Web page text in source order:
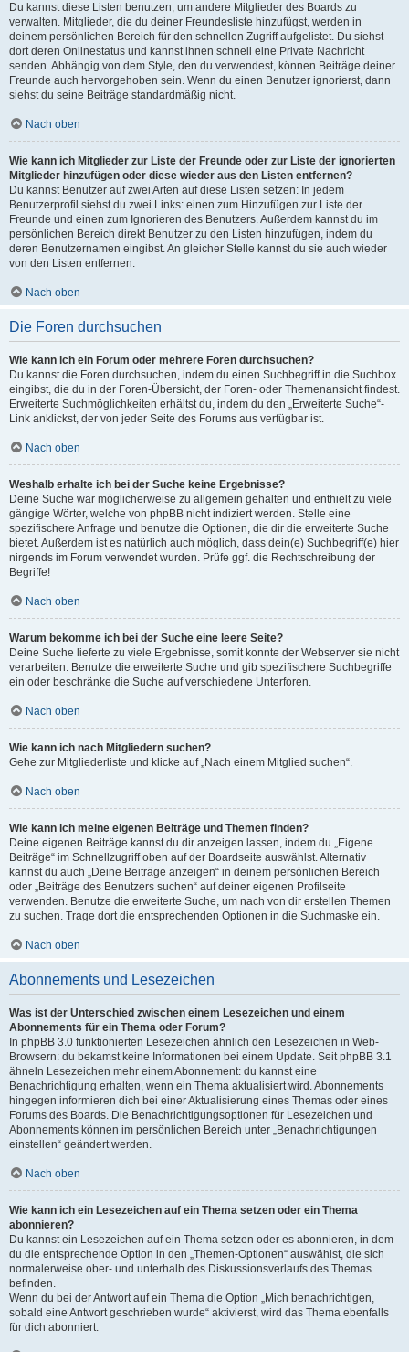
Du kannst diese Listen benutzen, um andere Mitglieder des Boards zu
verwalten. Mitglieder, die du deiner Freundesliste hinzufügst, werden in
deinem persönlichen Bereich für den schnellen Zugriff aufgelistet. Du siehst
dort deren Onlinestatus und kannst ihnen schnell eine Private Nachricht
senden. Abhängig von dem Style, den du verwendest, können Beiträge deiner
Freunde auch hervorgehoben sein. Wenn du einen Benutzer ignorierst, dann
siehst du seine Beiträge standardmäßig nicht.
Nach oben
Wie kann ich Mitglieder zur Liste der Freunde oder zur Liste der ignorierten
Mitglieder hinzufügen oder diese wieder aus den Listen entfernen?
Du kannst Benutzer auf zwei Arten auf diese Listen setzen: In jedem
Benutzerprofil siehst du zwei Links: einen zum Hinzufügen zur Liste der
Freunde und einen zum Ignorieren des Benutzers. Außerdem kannst du im
persönlichen Bereich direkt Benutzer zu den Listen hinzufügen, indem du
deren Benutzernamen eingibst. An gleicher Stelle kannst du sie auch wieder
von den Listen entfernen.
Nach oben
Die Foren durchsuchen
Wie kann ich ein Forum oder mehrere Foren durchsuchen?
Du kannst die Foren durchsuchen, indem du einen Suchbegriff in die Suchbox
eingibst, die du in der Foren-Übersicht, der Foren- oder Themenansicht findest.
Erweiterte Suchmöglichkeiten erhältst du, indem du den „Erweiterte Suche“-
Link anklickst, der von jeder Seite des Forums aus verfügbar ist.
Nach oben
Weshalb erhalte ich bei der Suche keine Ergebnisse?
Deine Suche war möglicherweise zu allgemein gehalten und enthielt zu viele
gängige Wörter, welche von phpBB nicht indiziert werden. Stelle eine
spezifischere Anfrage und benutze die Optionen, die dir die erweiterte Suche
bietet. Außerdem ist es natürlich auch möglich, dass dein(e) Suchbegriff(e) hier
nirgends im Forum verwendet wurden. Prüfe ggf. die Rechtschreibung der
Begriffe!
Nach oben
Warum bekomme ich bei der Suche eine leere Seite?
Deine Suche lieferte zu viele Ergebnisse, somit konnte der Webserver sie nicht
verarbeiten. Benutze die erweiterte Suche und gib spezifischere Suchbegriffe
ein oder beschränke die Suche auf verschiedene Unterforen.
Nach oben
Wie kann ich nach Mitgliedern suchen?
Gehe zur Mitgliederliste und klicke auf „Nach einem Mitglied suchen“.
Nach oben
Wie kann ich meine eigenen Beiträge und Themen finden?
Deine eigenen Beiträge kannst du dir anzeigen lassen, indem du „Eigene
Beiträge“ im Schnellzugriff oben auf der Boardseite auswählst. Alternativ
kannst du auch „Deine Beiträge anzeigen“ in deinem persönlichen Bereich
oder „Beiträge des Benutzers suchen“ auf deiner eigenen Profilseite
verwenden. Benutze die erweiterte Suche, um nach von dir erstellen Themen
zu suchen. Trage dort die entsprechenden Optionen in die Suchmaske ein.
Nach oben
Abonnements und Lesezeichen
Was ist der Unterschied zwischen einem Lesezeichen und einem
Abonnements für ein Thema oder Forum?
In phpBB 3.0 funktionierten Lesezeichen ähnlich den Lesezeichen in Web-
Browsern: du bekamst keine Informationen bei einem Update. Seit phpBB 3.1
ähneln Lesezeichen mehr einem Abonnement: du kannst eine
Benachrichtigung erhalten, wenn ein Thema aktualisiert wird. Abonnements
hingegen informieren dich bei einer Aktualisierung eines Themas oder eines
Forums des Boards. Die Benachrichtigungsoptionen für Lesezeichen und
Abonnements können im persönlichen Bereich unter „Benachrichtigungen
einstellen“ geändert werden.
Nach oben
Wie kann ich ein Lesezeichen auf ein Thema setzen oder ein Thema
abonnieren?
Du kannst ein Lesezeichen auf ein Thema setzen oder es abonnieren, in dem
du die entsprechende Option in den „Themen-Optionen“ auswählst, die sich
normalerweise ober- und unterhalb des Diskussionsverlaufs des Themas
befinden.
Wenn du bei der Antwort auf ein Thema die Option „Mich benachrichtigen,
sobald eine Antwort geschrieben wurde“ aktivierst, wird das Thema ebenfalls
für dich abonniert.